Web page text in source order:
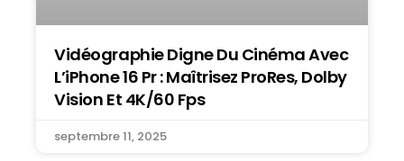
Vidéographie Digne Du Cinéma Avec
L’iPhone 16 Pr : Maîtrisez ProRes, Dolby
Vision Et 4K/60 Fps
septembre 11, 2025